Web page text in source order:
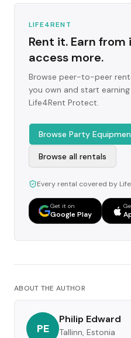
LIFE4RENT
Rent it. Earn from
access more.
Browse peer-to-peer
you own and start
Life4Rent Protect.
Browse Party
Browse all rentals
Every rental covered by
Get it on
Google Play
ABOUT THE AUTHOR
PE
Philip Edward
Tallinn, Estonia